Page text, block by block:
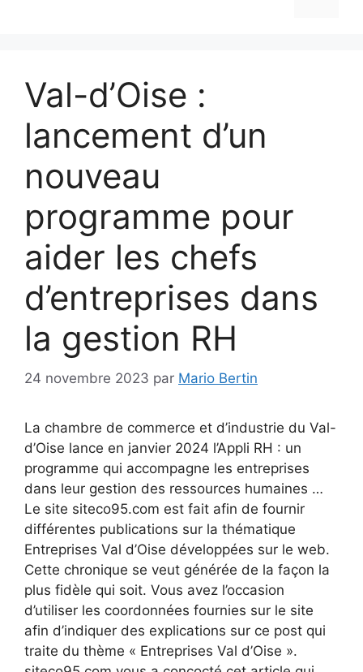
Val-d’Oise :
lancement d’un
nouveau
programme pour
aider les chefs
d’entreprises dans
la gestion RH
24 novembre 2023 par Mario Bertin
La chambre de commerce et d’industrie du Val-
d’Oise lance en janvier 2024 l’Appli RH : un
programme qui accompagne les entreprises
dans leur gestion des ressources humaines …
Le site siteco95.com est fait afin de fournir
différentes publications sur la thématique
Entreprises Val d’Oise développées sur le web.
Cette chronique se veut générée de la façon la
plus fidèle qui soit. Vous avez l’occasion
d’utiliser les coordonnées fournies sur le site
afin d’indiquer des explications sur ce post qui
traite du thème « Entreprises Val d’Oise ».